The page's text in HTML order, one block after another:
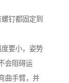
钉都固定到
要小，姿势
会阻碍运
曲手臂，并